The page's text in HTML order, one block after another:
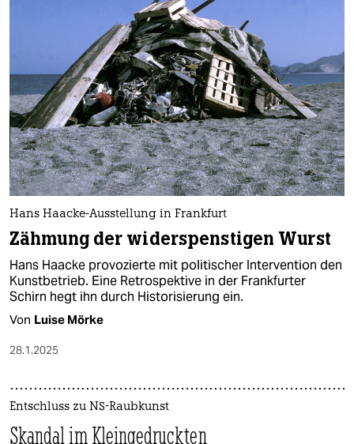
genossenschaft
epaper login
Hans Haacke-Ausstellung in Frankfurt
Zähmung der widerspenstigen Wurst
Hans Haacke provozierte mit politischer Intervention den
Kunstbetrieb. Eine Retrospektive in der Frankfurter
Schirn hegt ihn durch Historisierung ein.
Von Luise Mörke
28.1.2025
Entschluss zu NS-Raubkunst
Skandal im Kleingedruckten